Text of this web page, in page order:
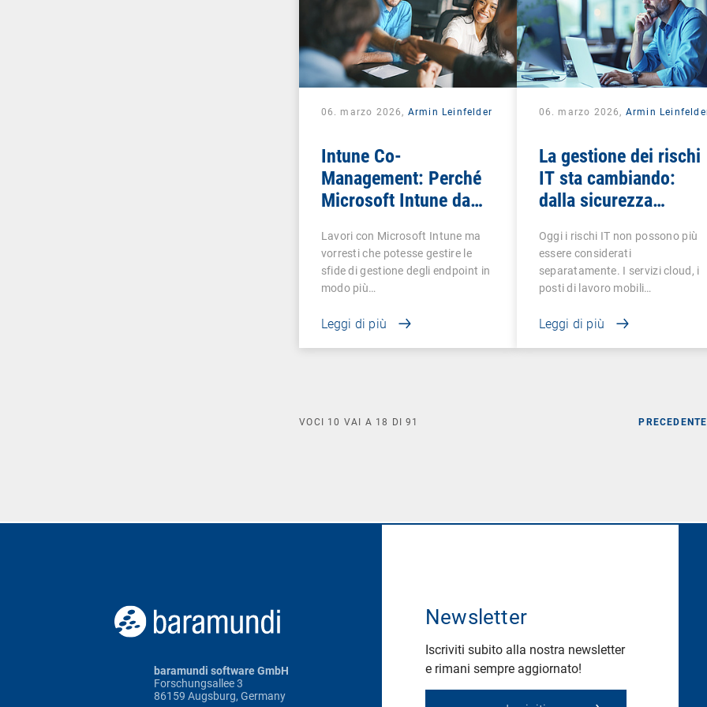
06. marzo 2026, Armin Leinfelder
Intune Co-
Management: Perché
Microsoft Intune da
Lavori con Microsoft Intune ma
vorresti che potesse gestire le
sfide di gestione degli endpoint in
modo più…
Leggi di più
06. marzo 2026, Armin
La gestione dei rischi
IT sta cambiando:
dalla sicurezza
digitale
Oggi i rischi IT non possono più
essere considerati
separatamente. I servizi cloud, i
posti di lavoro mobili…
Leggi di più
PRECEDENTE
VOCI 10 VAI A 18 DI91
baramundi software GmbH
Forschungsallee 3
86159 Augsburg, Germany
Newsletter
Iscriviti subito alla nostra newsletter
e rimani sempre aggiornato!